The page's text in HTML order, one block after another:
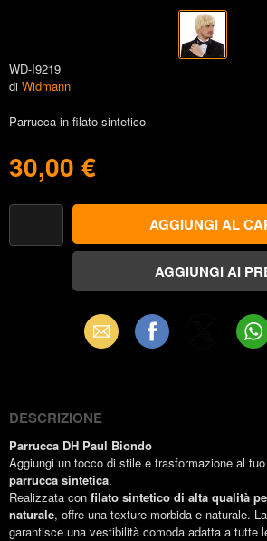
WD-I9219
di Widmann
Parrucca in filato sintetico
30,00 €
Email Facebook
DESCRIZIONE
Parrucca DH Paul Biondo
Aggiungi un tocco di stile e trasformazione al
parrucca sintetica.
Realizzata con filato sintetico di alta qualità
naturale, offre una texture morbida e naturale. La
garantisce una vestibilità comoda adatta a tutte